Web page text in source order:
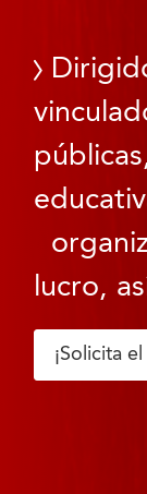
lucro,
¡Solicita